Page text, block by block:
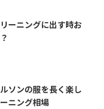
ーニングに出す時お
ソンの服を長く楽し
ニング相場